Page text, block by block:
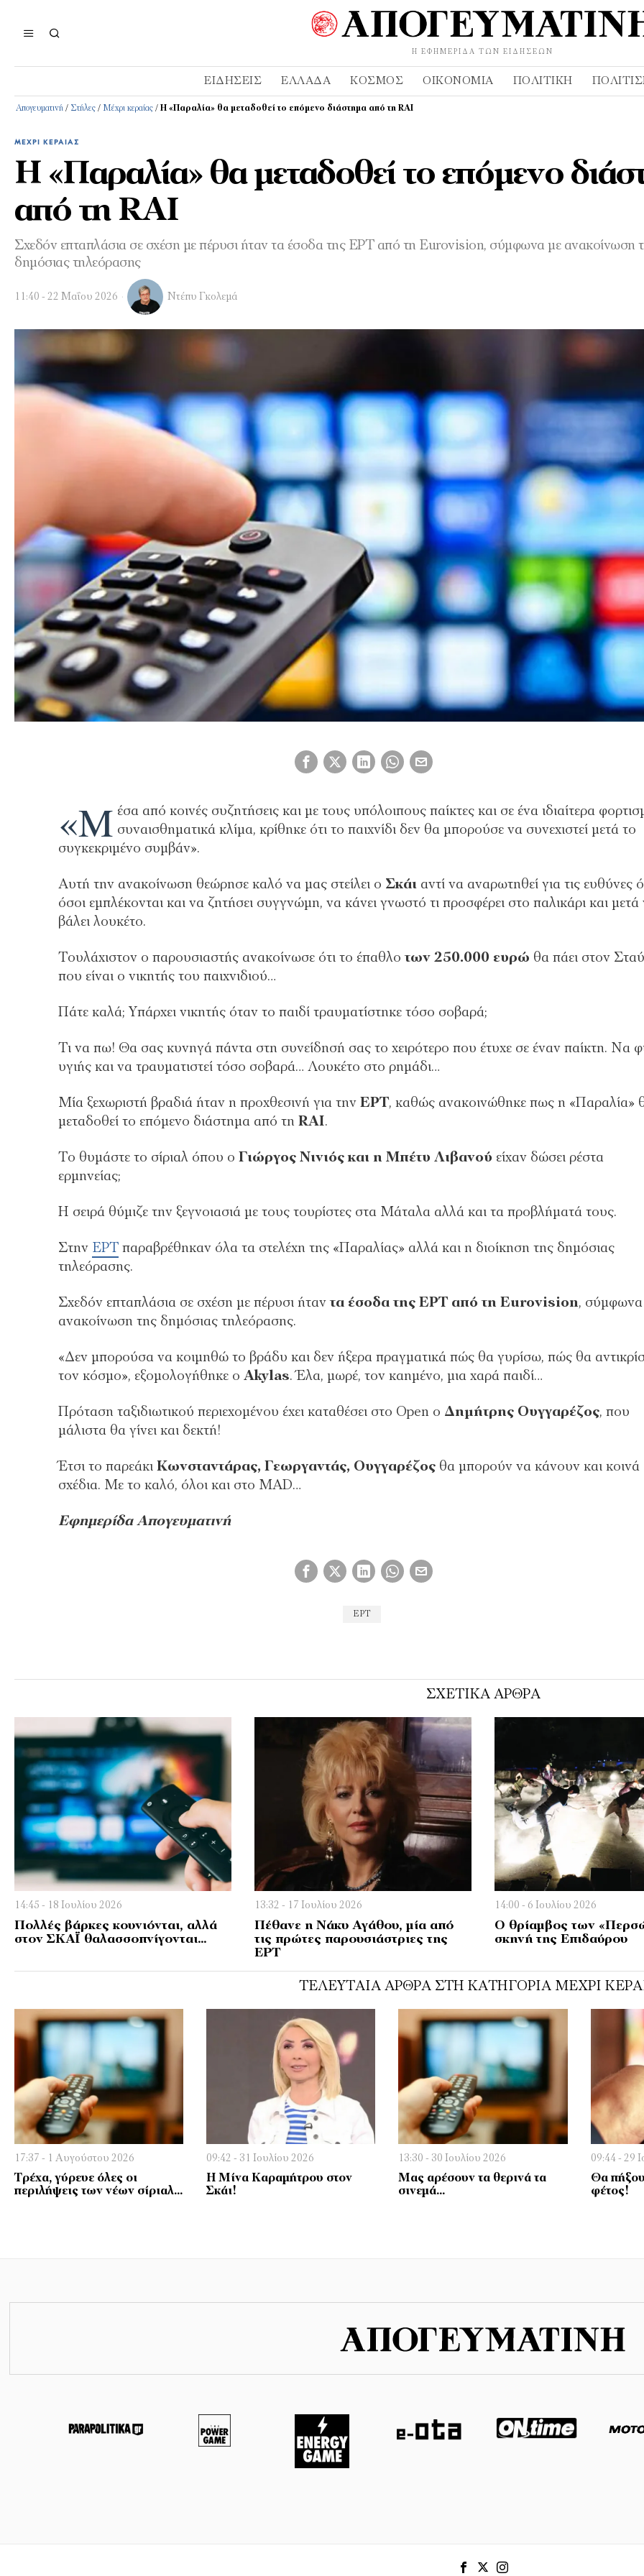
Η ΕΦΗΜΕΡΊΔΑ ΤΩΝ ΕΙΔΉΣΕΩΝ
ΕΙΔΉΣΕΙΣ ΕΛΛΆΔΑ ΚΌΣΜΟΣ ΟΙΚΟΝΟΜΊΑ ΠΟΛΙΤΙΚΉ
Απογευματινή / Στήλες / Μέχρι κεραίας / Η «Παραλία» θα μεταδοθεί το επόμενο διάστημα από τη RAI
ΜΈΧΡΙ ΚΕΡΑΊΑΣ
Η «Παραλία» θα μεταδοθεί το επόμενο
από τη RAI
Σχεδόν επταπλάσια σε σχέση με πέρυσι ήταν τα έσοδα της ΕΡΤ από τη Eurovision, σύμφωνα με ανακοίνωση
δημόσιας τηλεόρασης
11:40 - 22 Μαΐου 2026 Ντέπυ Γκολεμά
«Μ έσα από κοινές συζητήσεις και με τους υπόλοιπους παίκτες και σε ένα ιδιαίτερα
συναισθηματικά κλίμα, κρίθηκε ότι το παιχνίδι δεν θα μπορούσε να συνεχιστεί μετά το
συγκεκριμένο συμβάν».
Αυτή την ανακοίνωση θεώρησε καλό να μας στείλει ο Σκάιαντί να αναρωτηθεί για τις ευθύνες
όσοι εμπλέκονται και να ζητήσει συγγνώμη, να κάνει γνωστό τι προσφέρει στο παλικάρι και μετά
βάλει λουκέτο.
Τουλάχιστον ο παρουσιαστής ανακοίνωσε ότι το έπαθλοτων 250.000 ευρώ θα πάει στον
που είναι ο νικητής του παιχνιδιού…
Πάτε καλά; Υπάρχει νικητής όταν το παιδί τραυματίστηκε τόσο σοβαρά;
Τι να πω! Θα σας κυνηγά πάντα στη συνείδησή σας το χειρότερο που έτυχε σε έναν παίκτη. Να
υγιής και να τραυματιστεί τόσο σοβαρά… Λουκέτο στο ρημάδι…
Μία ξεχωριστή βραδιά ήταν η προχθεσινή για την ΕΡΤ, καθώς ανακοινώθηκε πως η «Παραλία»
μεταδοθεί το επόμενο διάστημα από τη RAI.
Το θυμάστε το σίριαλ όπου ο Γιώργος Νινιός και η Μπέτυ Λιβανού είχαν δώσει ρέστα
ερμηνείας;
Η σειρά θύμιζε την ξεγνοιασιά με τους τουρίστες στα Μάταλα αλλά και τα προβλήματά τους.
Στην ΕΡΤπαραβρέθηκαν όλα τα στελέχη της «Παραλίας» αλλά και η διοίκηση της δημόσιας
τηλεόρασης.
Σχεδόν επταπλάσια σε σχέση με πέρυσι ήταντα έσοδα της ΕΡΤ από τη Eurovision, σύμφωνα
ανακοίνωση της δημόσιας τηλεόρασης.
«Δεν μπορούσα να κοιμηθώ το βράδυ και δεν ήξερα πραγματικά πώς θα γυρίσω, πώς θα
τον κόσμο», εξομολογήθηκε ο Akylas. Έλα, μωρέ, τον καημένο, μια χαρά παιδί…
Πρόταση ταξιδιωτικού περιεχομένου έχει καταθέσει στο Οpen ο Δημήτρης Ουγγαρέζος, που
μάλιστα θα γίνει και δεκτή!
Έτσι το παρεάκι Κωνσταντάρας, Γεωργαντάς, Ουγγαρέζοςθα μπορούν να κάνουν και κοινά
σχέδια. Με το καλό, όλοι και στο MAD…
Εφημερίδα Απογευματινή
ΕΡΤ
ΣΧΕΤΙΚΑ ΑΡΘΡΑ
14:45 - 18 Ιουλίου 2026
Πολλές βάρκες κουνιόνται, αλλά
στον ΣΚΑΪ θαλασσοπνίγονται…
13:32 - 17 Ιουλίου 2026
Πέθανε η Νάκυ Αγάθου, μία από
τις πρώτες παρουσιάστριες της
ΕΡΤ
14:00 - 6 Ιουλίου 2026
O θρίαμβος των
σκηνή της Επιδαύρου
ΤΕΛΕΥΤΑΊΑ ΆΡΘΡΑ ΣΤΗ ΚΑΤΗΓΟΡΊΑ ΜΈΧΡΙ
17:37 - 1 Αυγούστου 2026
Τρέχα, γύρευε όλες οι
περιλήψεις των νέων σίριαλ…
09:42 - 31 Ιουλίου 2026
Η Μίνα Καραμήτρου στον
Σκάι!
13:30 - 30 Ιουλίου 2026
Μας αρέσουν τα θερινά τα
σινεμά…
09:44 - 29
Θα
φέτος!